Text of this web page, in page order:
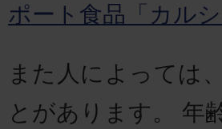
ポート食品「カル
また人によっては
とがあります。 年